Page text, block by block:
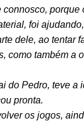
foi
dele, ao tentar
também
do Pedro, teve
pronta.
os jogos,